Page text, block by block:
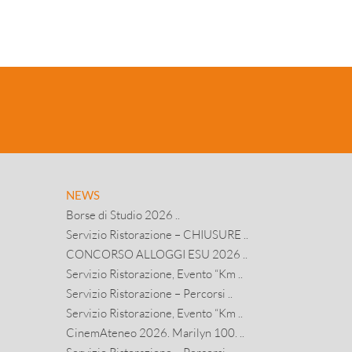
NEWS
Borse di Studio 2026 ..
Servizio Ristorazione – CHIUSURE ..
CONCORSO ALLOGGI ESU 2026 ..
Servizio Ristorazione, Evento “Km ..
Servizio Ristorazione – Percorsi ..
Servizio Ristorazione, Evento “Km ..
CinemAteneo 2026. Marilyn 100. ..